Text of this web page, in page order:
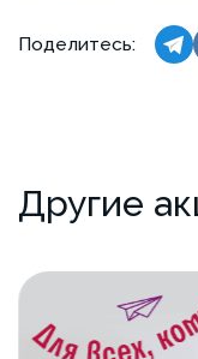
Поделитесь:
Другие